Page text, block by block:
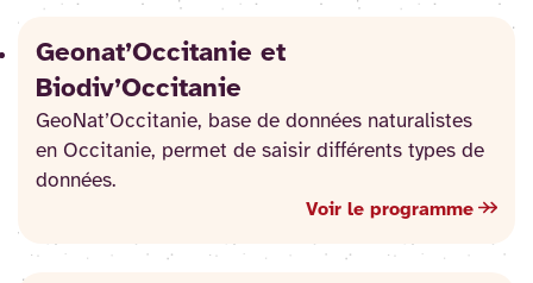
Geonat’Occitanie et
Biodiv’Occitanie
GeoNat’Occitanie, base de données naturalistes
en Occitanie, permet de saisir différents types de
données.
Voir le programme